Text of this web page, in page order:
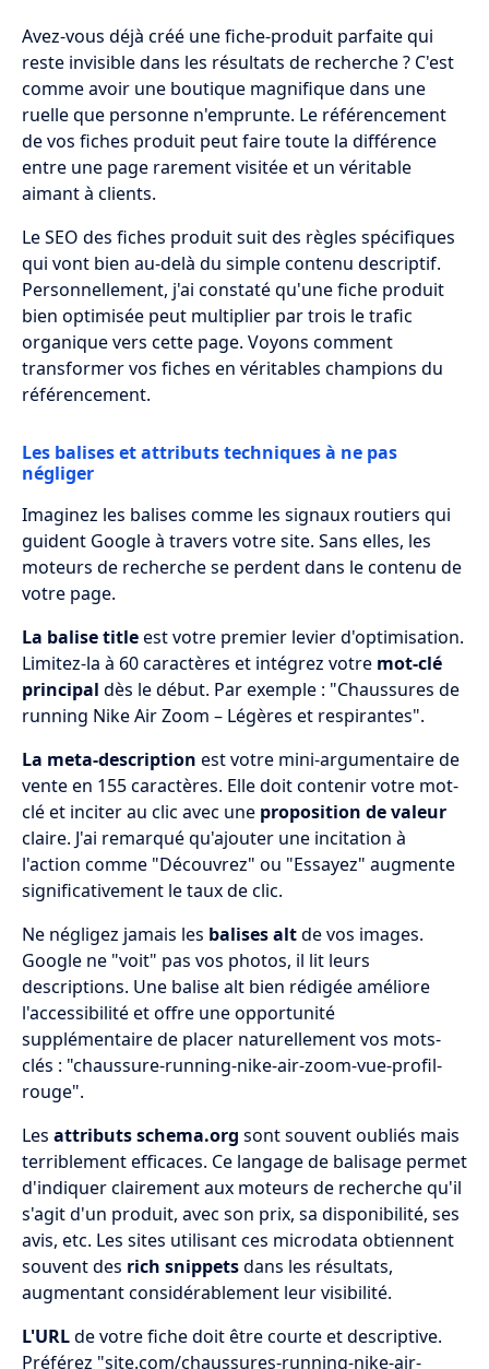
Avez-vous déjà créé une fiche-produit parfaite qui
reste invisible dans les résultats de recherche ? C'est
comme avoir une boutique magnifique dans une
ruelle que personne n'emprunte. Le référencement
de vos fiches produit peut faire toute la différence
entre une page rarement visitée et un véritable
aimant à clients.
Le SEO des fiches produit suit des règles spécifiques
qui vont bien au-delà du simple contenu descriptif.
Personnellement, j'ai constaté qu'une fiche produit
bien optimisée peut multiplier par trois le trafic
organique vers cette page. Voyons comment
transformer vos fiches en véritables champions du
référencement.
Les balises et attributs techniques à ne pas
négliger
Imaginez les balises comme les signaux routiers qui
guident Google à travers votre site. Sans elles, les
moteurs de recherche se perdent dans le contenu de
votre page.
La balise titleest votre premier levier d'optimisation.
Limitez-la à 60 caractères et intégrez votre mot-clé
principal dès le début. Par exemple : "Chaussures de
running Nike Air Zoom – Légères et respirantes".
La meta-description est votre mini-argumentaire de
vente en 155 caractères. Elle doit contenir votre mot-
clé et inciter au clic avec une proposition de valeur
claire. J'ai remarqué qu'ajouter une incitation à
l'action comme "Découvrez" ou "Essayez" augmente
significativement le taux de clic.
Ne négligez jamais les balises altde vos images.
Google ne "voit" pas vos photos, il lit leurs
descriptions. Une balise alt bien rédigée améliore
l'accessibilité et offre une opportunité
supplémentaire de placer naturellement vos mots-
clés : "chaussure-running-nike-air-zoom-vue-profil-
rouge".
Les attributs schema.org sont souvent oubliés mais
terriblement efficaces. Ce langage de balisage permet
d'indiquer clairement aux moteurs de recherche qu'il
s'agit d'un produit, avec son prix, sa disponibilité, ses
avis, etc. Les sites utilisant ces microdata obtiennent
souvent des rich snippetsdans les résultats,
augmentant considérablement leur visibilité.
L'URLde votre fiche doit être courte et descriptive.
Préférez "site.com/chaussures-running-nike-air-